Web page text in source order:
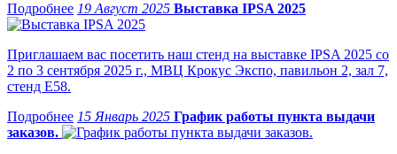
19 Август 2025 Выставка IPSA 2025
Приглашаем вас посетить наш стенд на выставке IPSA 2025 со
2 по 3 сентября 2025 г., МВЦ Крокус Экспо, павильон 2, зал 7,
стенд Е58.
15 Январь 2025 График работы пункта выдачи
заказов.